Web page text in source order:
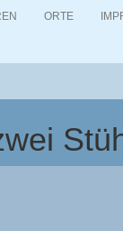
ORTE